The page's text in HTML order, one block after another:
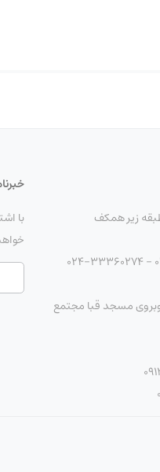
طبقه زیر همکف
مسجد قبا مجتمع
با